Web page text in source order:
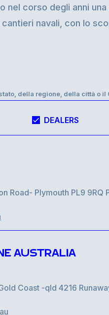
nel corso degli anni
cantieri navali, con lo
della regione, della città o il
DEALERS
Road- Plymouth PL9 9RQ
AUSTRALIA
Coast -qld 4216